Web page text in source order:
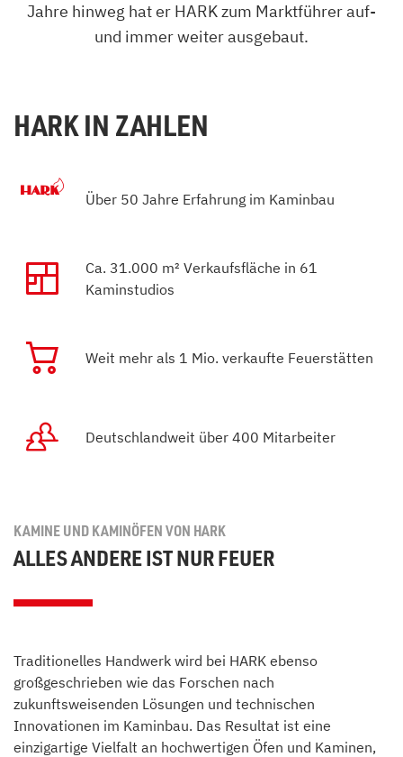
Jahre hinweg hat er HARK zum Marktführer auf-
und immer weiter ausgebaut.
HARK IN ZAHLEN
Über 50 Jahre Erfahrung im Kaminbau
Ca. 31.000 m² Verkaufsfläche in 61
Kaminstudios
Weit mehr als 1 Mio. verkaufte Feuerstätten
Deutschlandweit über 400 Mitarbeiter
KAMINE UND KAMINÖFEN VON HARK
ALLES ANDERE IST NUR FEUER
Traditionelles Handwerk wird bei HARK ebenso
großgeschrieben wie das Forschen nach
zukunftsweisenden Lösungen und technischen
Innovationen im Kaminbau. Das Resultat ist eine
einzigartige Vielfalt an hochwertigen Öfen und Kaminen,